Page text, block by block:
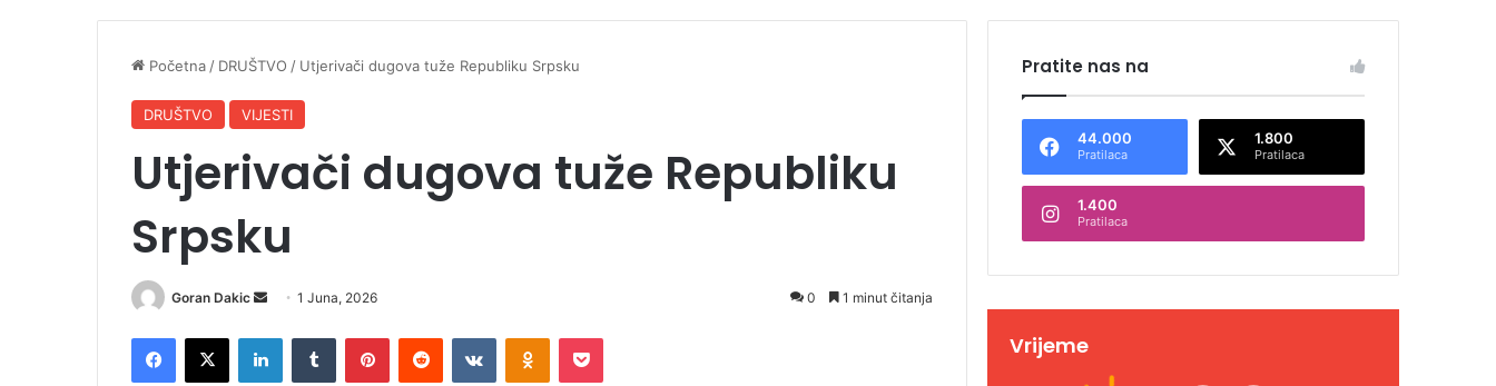
Početna/ DRUŠTVO / Utjerivači dugova tuže Republiku Srpsku
DRUŠTVO VIJESTI
Utjerivači dugova tuže Republiku
Srpsku
Goran Dakic 1 Juna, 2026 0 1 minut čitanja
Pratite nas na
44.000
Pratilaca
1.800
Pratilaca
1.400
Pratilaca
Vrijeme